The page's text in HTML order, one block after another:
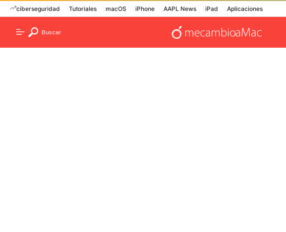
ciberseguridad Tutoriales macOS iPhone AAPL News iPad Aplicaciones
Buscar